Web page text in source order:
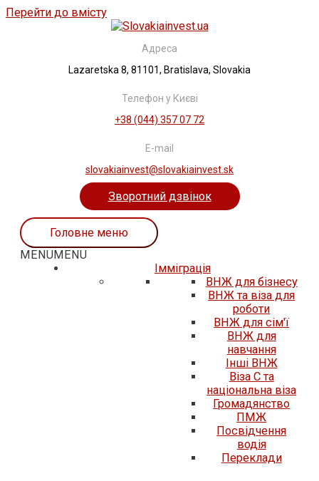
Перейти до вмісту
Адреса
Lazaretska 8, 81101, Bratislava, Slovakia
Телефон у Києві
+38 (044) 357 07 72
E-mail
slovakiainvest@slovakiainvest.sk
Зворотний дзвінок
Головне меню
MENUMENU
Iммiграцiя
ВНЖ для бізнесу
ВНЖ та віза для
роботи
ВНЖ для сім'ї
ВНЖ для
навчання
Інші ВНЖ
Віза C та
національна віза
Громадянство
ПМЖ
Посвідчення
водія
Переклади